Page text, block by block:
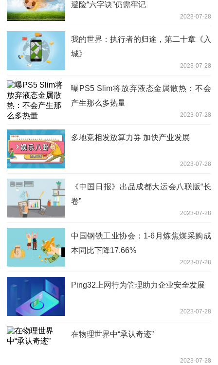
避险“六字诀”仍需牢记
2023-07-28
我的世界：执行者的归途，第二十章《入
城》
2023-07-28
曝PS5 Slim将放弃液态金属散热：不会
产生那么多热量
2023-07-28
多地竞相发放算力券 加快产业发展
2023-07-28
《中国日报》出品成都大运会八联版“长
卷”
2023-07-28
中国钢铁工业协会：1-6月炼焦煤采购成
本同比下降17.66%
2023-07-28
Ping32上网行为管理助力企业安全发展
2023-07-28
在物理世界中“承认奇迹”
2023-07-28